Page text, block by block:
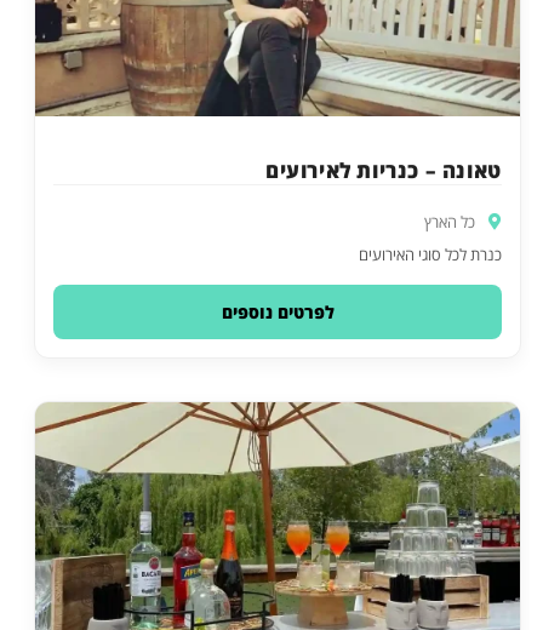
טאונה – כנריות לאירועים
כל הארץ
כנרת לכל סוגי האירועים
לפרטים נוספים